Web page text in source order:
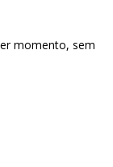
momento, sem